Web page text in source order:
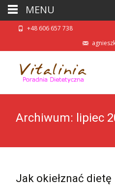
+48 606 657 738
Archiwum: lipiec
Jak okiełznać dietę
MENU